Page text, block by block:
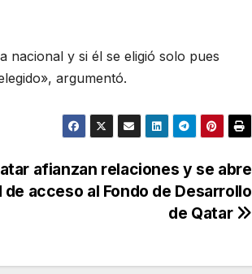
nacional y si él se eligió solo pues
argumentó.
afianzan relaciones y se abre
acceso al Fondo de Desarrollo
de Qatar